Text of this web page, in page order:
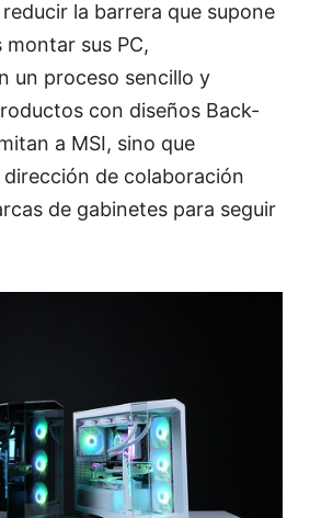
la barrera que supone
montar sus PC,
un proceso sencillo y
con diseños Back-
a MSI, sino que
de colaboración
de gabinetes para seguir